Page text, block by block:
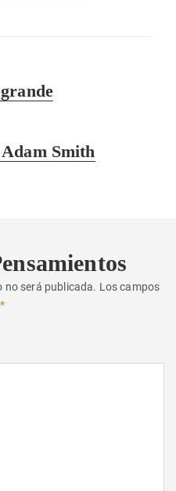
Smith
no será publicada. Los campos
*